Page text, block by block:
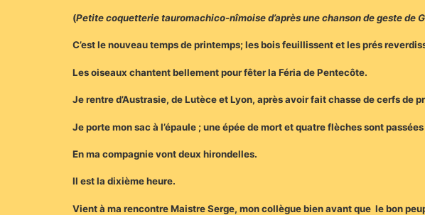
(Petite coquetterie tauromachico-nîmoise d’après une chanson de geste de
C’est le nouveau temps de printemps; les bois feuillissent et les prés
Les oiseaux chantent bellement pour fêter la Féria de Pentecôte.
Je rentre d’Austrasie, de Lutèce et Lyon, après avoir fait chasse de cerfs de
Je porte mon sac à l’épaule ; une épée de mort et quatre flèches sont
En ma compagnie vont deux hirondelles.
Il est la dixième heure.
Vient à ma rencontre Maistre Serge, mon collègue bien avant que le bon